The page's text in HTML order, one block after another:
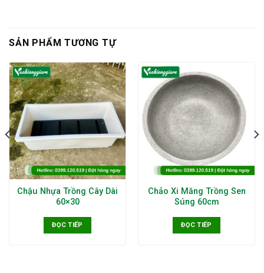
SẢN PHẨM TƯƠNG TỰ
Chậu Nhựa Trồng Cây Dài
60×30
ĐỌC TIẾP
Chảo Xi Măng Trồng Sen
Súng 60cm
ĐỌC TIẾP